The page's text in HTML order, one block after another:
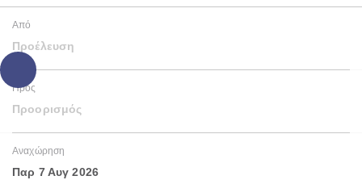
Από
Προέλευση
Προς
Προορισμός
Αναχώρηση
Παρ 7 Αυγ 2026